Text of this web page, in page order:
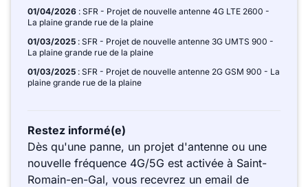
01/04/2026 : SFR - Projet de nouvelle antenne 4G LTE 2600 -
La plaine grande rue de la plaine
01/03/2025 : SFR - Projet de nouvelle antenne 3G UMTS 900 -
La plaine grande rue de la plaine
01/03/2025 : SFR - Projet de nouvelle antenne 2G GSM 900 - La
plaine grande rue de la plaine
Restez informé(e)
Dès qu'une panne, un projet d'antenne ou une
nouvelle fréquence 4G/5G est activée à Saint-
Romain-en-Gal, vous recevrez un email de